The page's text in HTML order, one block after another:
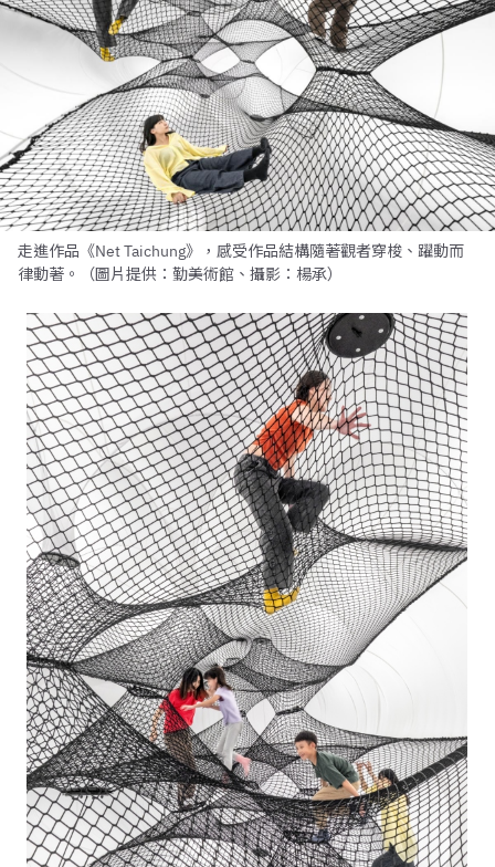
走進作品《Net Taichung》，感受作品結構隨著觀者穿梭、躍動而
律動著。（圖片提供：勤美術館、攝影：楊承）